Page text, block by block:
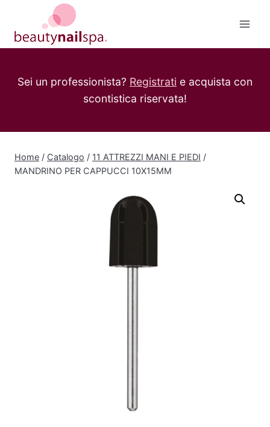
contenuto
Sei un professionista? Registrati e acquista con
scontistica riservata!
Home / Catalogo / 11 ATTREZZI MANI E PIEDI /
MANDRINO PER CAPPUCCI 10X15MM